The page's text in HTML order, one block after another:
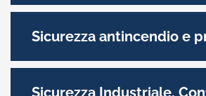
Sicurezza antincendio e
Sicurezza Industriale,